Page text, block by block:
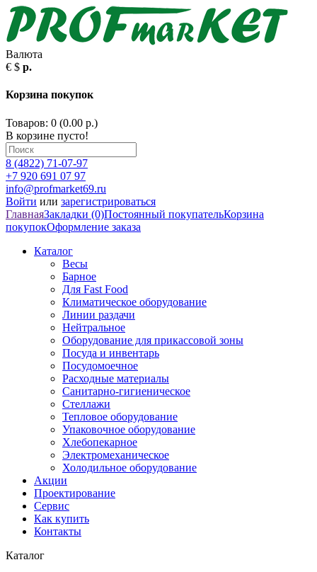
Валюта
€ $ р.
Корзина покупок
Товаров: 0 (0.00 р.)
В корзине пусто!
8 (4822) 71-07-97
+7 920 691 07 97
info@profmarket69.ru
Войти или зарегистрироваться
ГлавнаяЗакладки (0)Постоянный покупательКорзина
покупокОформление заказа
Каталог
Весы
Барное
Для Fast Food
Климатическое оборудование
Линии раздачи
Нейтральное
Оборудование для прикассовой зоны
Посуда и инвентарь
Посудомоечное
Расходные материалы
Санитарно-гигиеническое
Стеллажи
Тепловое оборудование
Упаковочное оборудование
Хлебопекарное
Электромеханическое
Холодильное оборудование
Акции
Проектирование
Сервис
Как купить
Контакты
Каталог